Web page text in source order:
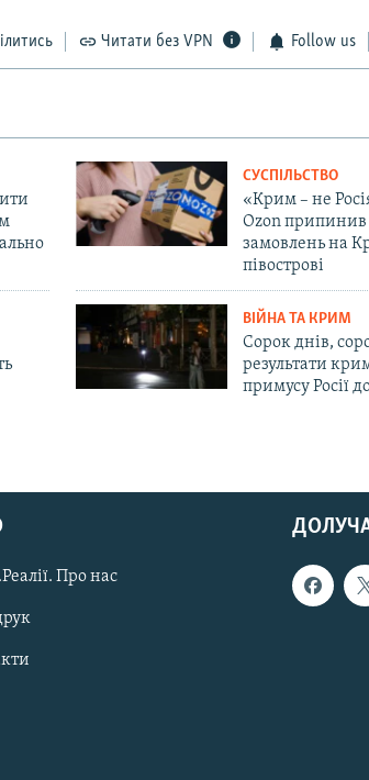
Читати без VPN Follow us
СУСПІЛЬСТВО
«Крим – не
Ozon
замовлень на
півострові
ВІЙНА ТА КРИМ
Сорок днів,
результати
примусу Росії
Про нас